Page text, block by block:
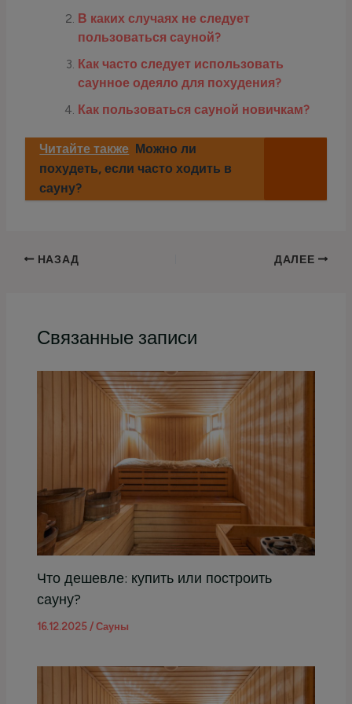
В каких случаях не следует
пользоваться сауной?
Как часто следует использовать
саунное одеяло для похудения?
Как пользоваться сауной новичкам?
Читайте также Можно ли
похудеть, если часто ходить в
сауну?
НАЗАД ДАЛЕЕ
Связанные записи
Что дешевле: купить или построить
сауну?
16.12.2025 /Сауны